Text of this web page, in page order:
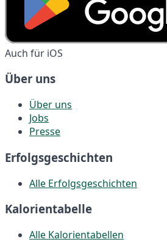
Auch für iOS
Über uns
Über uns
Jobs
Presse
Erfolgsgeschichten
Alle Erfolgsgeschichten
Kalorientabelle
Alle Kalorientabellen